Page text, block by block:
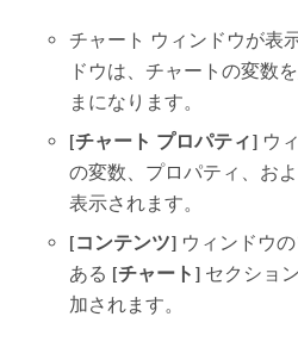
チャート ウィンドウが表
ドウは、チャートの変数
まになります。
[チャート プロパティ] ウ
の変数、プロパティ、お
表示されます。
[コンテンツ] ウィンドウ
ある [チャート] セクショ
加されます。